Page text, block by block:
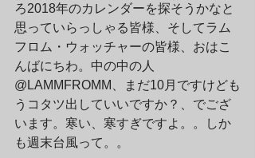
ろ2018年のカレンダーを探そうかなと
思っていらっしゃる皆様、そしてラム
フロム・ウォッチャーの皆様、おはこ
んばにちわ。中の中の人
@LAMMFROMM、まだ10月ですけども
うコタツ出していいですか？、でござ
います。寒い、寒すぎですよ。。しか
も週末台風って。。